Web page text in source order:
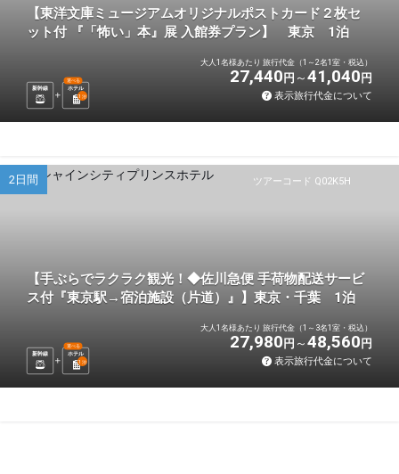
【東洋文庫ミュージアムオリジナルポストカード２枚セ
ット付 『「怖い」本』展 入館券プラン】 東京 1泊
新幹線 ホテル
選べる
1 泊
大人1名様あたり 旅行代金（1～2名1室・税込）
27,440 円 41,040 円
表示旅行代金について
ツアーコード Q02K5H
2日間
【手ぶらでラクラク観光！◆佐川急便 手荷物配送サービ
ス付『東京駅→宿泊施設（片道）』】東京・千葉 1泊
新幹線 ホテル
選べる
1 泊
大人1名様あたり 旅行代金（1～3名1室・税込）
27,980 円 48,560 円
表示旅行代金について